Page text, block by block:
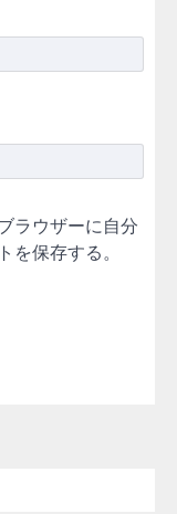
ラウザーに自分
を保存する。